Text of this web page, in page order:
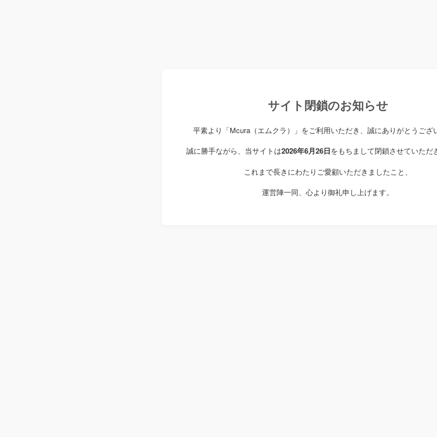
サイト閉鎖のお知らせ
平素より「Mcura（エムクラ）」をご利用いただき、誠にありがとうござ
誠に勝手ながら、当サイトは2026年6月26日をもちまして閉鎖させていただ
これまで長きにわたりご愛顧いただきましたこと、
運営陣一同、心より御礼申し上げます。